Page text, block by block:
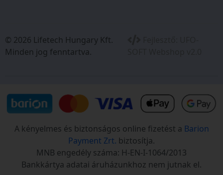
© 2026 Lifetech Hungary Kft.
Minden jog fenntartva.
A kényelmes és biztonságos online fizetést a Barion
Payment Zrt. biztosítja.
MNB engedély száma: H-EN-I-1064/2013
Bankkártya adatai áruházunkhoz nem jutnak el.